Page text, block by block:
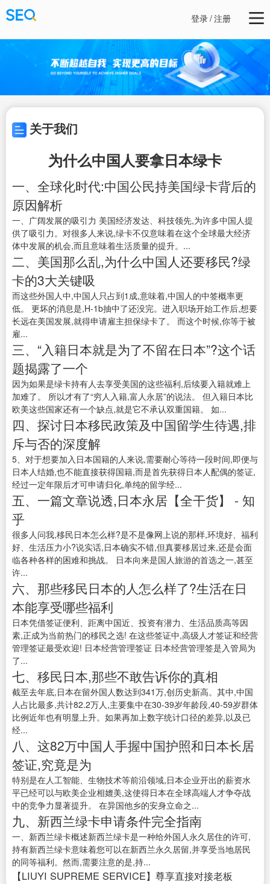
登录/注册
关于我们
为什么中国人要拿日本绿卡
一、全球化时代:中国公民持美国绿卡背后的
原因解析
一、广阔发展的吸引力 美国经济发达、科技领先,为许多中国人提
供了吸引力。对很多人来说,绿卡不仅意味着在这个全球最大经济
体中发展的机会,而且意味着生活质量的提升。...
二、美国那么乱,为什么中国人还要移民?绿
卡的3大关键吸
而这些外国人中,中国人只占到1成,意味着,中国人的中签概率更
低。 更坏的消息是,H-1b抽中了还没完。进入职场开始工作后,想要
长远在美国发展,就得申请雇主担保绿卡了。 而这个时候,你等于被
雇...
三、“入籍日本就是为了不留在日本”?这个话
题揭露了一个
因为如果是绿卡持有人去享受美国的这些福利,后续要入籍就难上
加难了。 所以才有了“穷人入籍,富人永居”的说法。 但入籍日本比
欧美这些国家还有一个缺点,就是它不承认双重国籍。 如...
四、探讨日本移民政策及中国留学生待遇,排
斥与否的深度解
5、对于想要加入日本国籍的人来说,需要耐心等待一段时间,即便与
日本人结婚,也不能直接获得国籍,而是首先获得日本人配偶的签证,
经过一定年限后才可申请归化,单纯的留学经...
五、一篇文章说透,日本永居【全干货】 - 知
乎
很多人问我,移民日本怎么样?是不是像网上说的那样,环境好、福利
好、生活压力小?说实话,日本确实不错,但真要移居过来,还是会面
临各种各样的困难和挑战。 日本向来是国人旅游的首选之一,甚至
许...
六、那些移民日本的人怎么样了?生活在日
本能享受哪些福利
日本凭借签证便利、距离中国近、投资有潜力、生活品质高等因
素,正成为当前热门的移民之选! 在这些签证中,高级人才签证和经营
管理签证最受欢迎! 日本经营管理签证 日本经营管理签是入管局为
了...
七、移民日本,那些不敢告诉你的真相
截至去年底,日本在留外国人数达到341万,创历史新高。其中,中国
人占比最多,共计82.2万人,主要集中在30-39岁年龄段,40-59岁群体
比例近年也有明显上升。如果再加上数字统计口径的差异,以及已
经...
八、这82万中国人手握中国护照和日本长居
签证,究竟是为
特别是在人工智能、生物技术等前沿领域,日本企业开出的薪资水
平已经可以与欧美企业相媲美,这使得日本在全球高端人才争夺战
中的竞争力显著提升。 在异国他乡的安身立命之...
九、新西兰绿卡申请条件完全指南
一、新西兰绿卡概述新西兰绿卡是一种给外国人永久居住的许可,
持有新西兰绿卡意味着您可以在新西兰永久居留,并享受当地居民
的同等福利。然而,需要注意的是,持...
【LIUYI SUPREME SERVICE】尊享直接对接老板